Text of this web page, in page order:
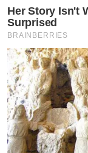
Her Story Isn't
Surprised
BRAINBERRIES